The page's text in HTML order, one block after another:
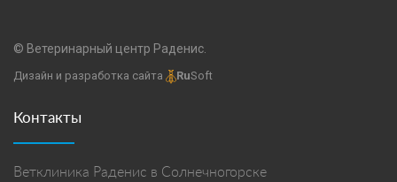
© Ветеринарный центр Раденис.
Дизайн и разработка сайта RuSoft
Контакты
Ветклиника Раденис в Солнечногорске